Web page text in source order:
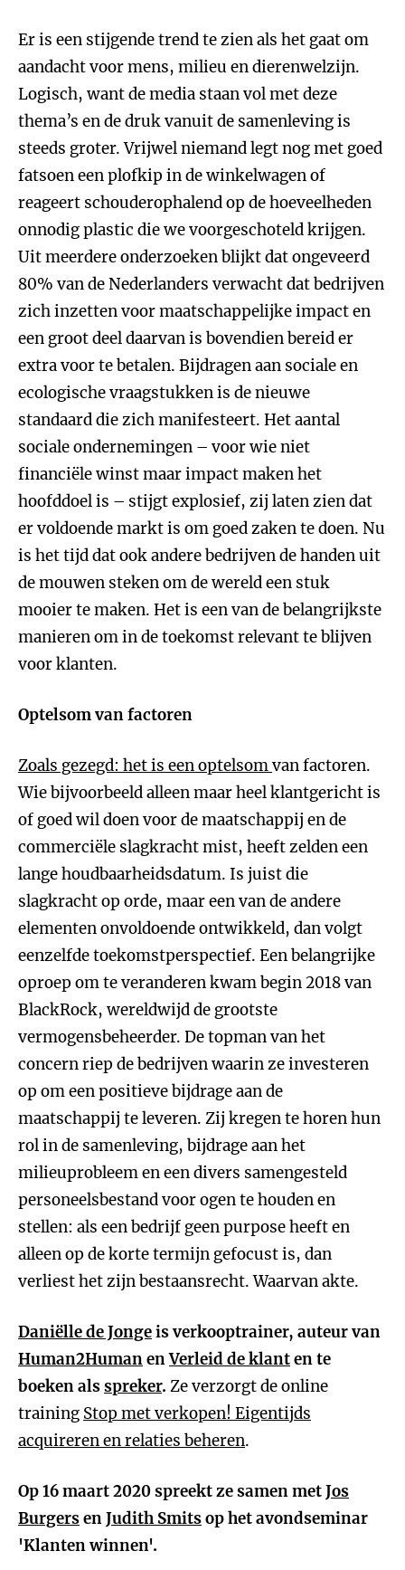
Er is een stijgende trend te zien als het gaat om
aandacht voor mens, milieu en dierenwelzijn.
Logisch, want de media staan vol met deze
thema’s en de druk vanuit de samenleving is
steeds groter. Vrijwel niemand legt nog met goed
fatsoen een plofkip in de winkelwagen of
reageert schouderophalend op de hoeveelheden
onnodig plastic die we voorgeschoteld krijgen.
Uit meerdere onderzoeken blijkt dat ongeveerd
80% van de Nederlanders verwacht dat bedrijven
zich inzetten voor maatschappelijke impact en
een groot deel daarvan is bovendien bereid er
extra voor te betalen. Bijdragen aan sociale en
ecologische vraagstukken is de nieuwe
standaard die zich manifesteert. Het aantal
sociale ondernemingen – voor wie niet
financiële winst maar impact maken het
hoofddoel is – stijgt explosief, zij laten zien dat
er voldoende markt is om goed zaken te doen. Nu
is het tijd dat ook andere bedrijven de handen uit
de mouwen steken om de wereld een stuk
mooier te maken. Het is een van de belangrijkste
manieren om in de toekomst relevant te blijven
voor klanten.
Optelsom van factoren
Zoals gezegd: het is een optelsomvan factoren.
Wie bijvoorbeeld alleen maar heel klantgericht is
of goed wil doen voor de maatschappij en de
commerciële slagkracht mist, heeft zelden een
lange houdbaarheidsdatum. Is juist die
slagkracht op orde, maar een van de andere
elementen onvoldoende ontwikkeld, dan volgt
eenzelfde toekomstperspectief. Een belangrijke
oproep om te veranderen kwam begin 2018 van
BlackRock, wereldwijd de grootste
vermogensbeheerder. De topman van het
concern riep de bedrijven waarin ze investeren
op om een positieve bijdrage aan de
maatschappij te leveren. Zij kregen te horen hun
rol in de samenleving, bijdrage aan het
milieuprobleem en een divers samengesteld
personeelsbestand voor ogen te houden en
stellen: als een bedrijf geen purpose heeft en
alleen op de korte termijn gefocust is, dan
verliest het zijn bestaansrecht. Waarvan akte.
Daniëlle de Jongeis verkooptrainer, auteur van
Human2HumanenVerleid de klanten te
boeken alsspreker. Ze verzorgt de online
training Stop met verkopen! Eigentijds
acquireren en relaties beheren.
Op 16 maart 2020 spreekt ze samen metJos
BurgersenJudith Smitsop het avondseminar
'Klanten winnen'.